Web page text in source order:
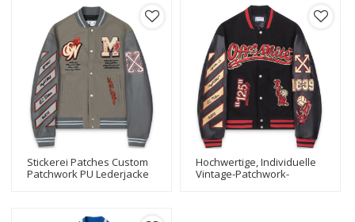
Stickerei Patches Custom
Patchwork PU Lederjacke
Hochwertige, Individuelle
Vintage-Patchwork-